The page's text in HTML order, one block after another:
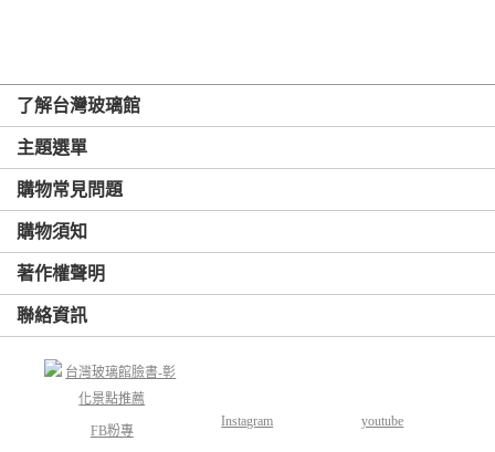
了解台灣玻璃館
主題選單
購物常見問題
購物須知
著作權聲明
聯絡資訊
FB粉專
Instagram youtube